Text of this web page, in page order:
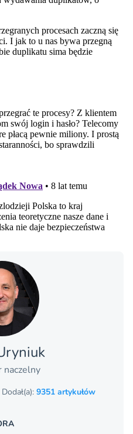
naczelny
Dodał(a): 9351 artykułów